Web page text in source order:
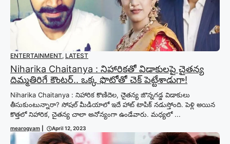
ENTERTAINMENT, LATEST
Niharika Chaitanya : నిహారికతో విడాకులపై చైతన్య
దిమ్మతిరిగే కౌంటర్.. ఒక్క ఫొటోతో చెక్ పెట్టేశాడుగా!
Niharika Chaitanya : నిహారిక కొణిదెల, చెైతన్య జొన్నగడ్డ విడాకులు
తీసుకుంటున్నారా? సోషల్ మీడియాలో ఇదే హాట్ టాపిక్ నడుస్తోంది. పెళ్లి అయిన
కొత్తలో నిహారిక, చైతన్య చాలా అనోన్యంగా ఉండేవారు. మధ్యలో ...
mearogyam April 12, 2023